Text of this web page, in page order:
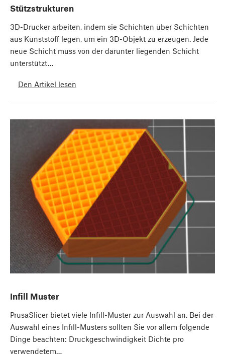
Stützstrukturen
3D-Drucker arbeiten, indem sie Schichten über Schichten
aus Kunststoff legen, um ein 3D-Objekt zu erzeugen. Jede
neue Schicht muss von der darunter liegenden Schicht
unterstützt…
Den Artikel lesen
Infill Muster
PrusaSlicer bietet viele Infill-Muster zur Auswahl an. Bei der
Auswahl eines Infill-Musters sollten Sie vor allem folgende
Dinge beachten: Druckgeschwindigkeit Dichte pro
verwendetem…